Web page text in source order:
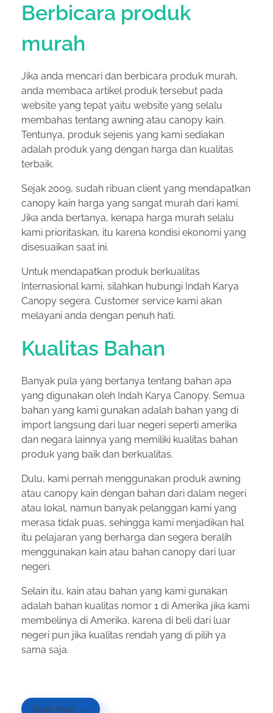
Berbicara produk
murah
Jika anda mencari dan berbicara produk murah,
anda membaca artikel produk tersebut pada
website yang tepat yaitu website yang selalu
membahas tentang awning atau canopy kain.
Tentunya, produk sejenis yang kami sediakan
adalah produk yang dengan harga dan kualitas
terbaik.
Sejak 2009, sudah ribuan client yang mendapatkan
canopy kain harga yang sangat murah dari kami.
Jika anda bertanya, kenapa harga murah selalu
kami prioritaskan, itu karena kondisi ekonomi yang
disesuaikan saat ini.
Untuk mendapatkan produk berkualitas
Internasional kami, silahkan hubungi Indah Karya
Canopy segera. Customer service kami akan
melayani anda dengan penuh hati.
Kualitas Bahan
Banyak pula yang bertanya tentang bahan apa
yang digunakan oleh Indah Karya Canopy. Semua
bahan yang kami gunakan adalah bahan yang di
import langsung dari luar negeri seperti amerika
dan negara lainnya yang memiliki kualitas bahan
produk yang baik dan berkualitas.
Dulu, kami pernah menggunakan produk awning
atau canopy kain dengan bahan dari dalam negeri
atau lokal, namun banyak pelanggan kami yang
merasa tidak puas, sehingga kami menjadikan hal
itu pelajaran yang berharga dan segera beralih
menggunakan kain atau bahan canopy dari luar
negeri.
Selain itu, kain atau bahan yang kami gunakan
adalah bahan kualitas nomor 1 di Amerika jika kami
membelinya di Amerika, karena di beli dari luar
negeri pun jika kualitas rendah yang di pilih ya
sama saja.
Read More